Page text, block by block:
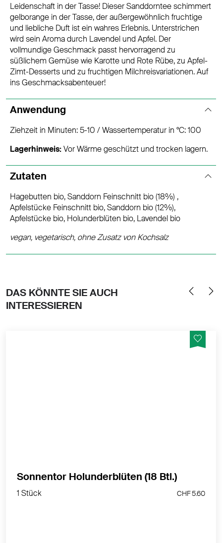
Leidenschaft in der Tasse! Dieser Sanddorntee schimmert
gelborange in der Tasse, der außergewöhnlich fruchtige
und liebliche Duft ist ein wahres Erlebnis. Unterstrichen
wird sein Aroma durch Lavendel und Apfel. Der
vollmundige Geschmack passt hervorragend zu
süßlichem Gemüse wie Karotte und Rote Rübe, zu Apfel-
Zimt-Desserts und zu fruchtigen Milchreisvariationen. Auf
ins Geschmacksabenteuer!
Anwendung
Ziehzeit in Minuten: 5-10 / Wassertemperatur in °C: 100
Lagerhinweis:Vor Wärme geschützt und trocken lagern.
Zutaten
Hagebutten bio, Sanddorn Feinschnitt bio (18%) ,
Apfelstücke Feinschnitt bio, Sanddorn bio (12%),
Apfelstücke bio, Holunderblüten bio, Lavendel bio
vegan, vegetarisch, ohne Zusatz von Kochsalz
DAS KÖNNTE SIE AUCH
INTERESSIEREN
Sonnentor Holunderblüten (18 Btl.)
1 Stück CHF 5.60